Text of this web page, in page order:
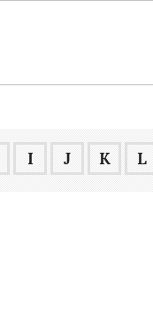
I J K L